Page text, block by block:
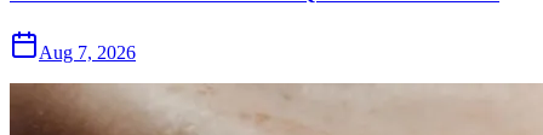
Aug 7, 2026